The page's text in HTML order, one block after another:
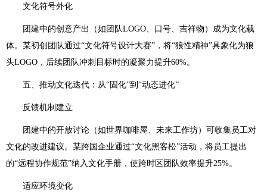
文化符号外化
团建中的创意产出（如团队LOGO、口号、吉祥物）成为文化载
体。某初创团队通过“文化符号设计大赛”，将“狼性精神”具象化为狼
头LOGO，后续团队冲刺目标时的凝聚力提升60%。
五、推动文化迭代：从“固化”到“动态进化”
反馈机制建立
团建中的开放讨论（如世界咖啡屋、未来工作坊）可收集员工对
文化的改进建议。某跨国企业通过“文化黑客松”活动，将员工提出
的“远程协作规范”纳入文化手册，使跨时区团队效率提升25%。
适应环境变化